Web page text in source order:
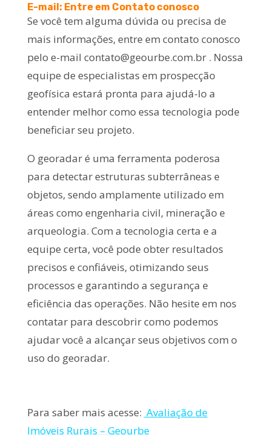
E-mail: Entre em Contato conosco
Se você tem alguma dúvida ou precisa de
mais informações, entre em contato conosco
pelo e-mail contato@geourbe.com.br. Nossa
equipe de especialistas em prospecção
geofísica estará pronta para ajudá-lo a
entender melhor como essa tecnologia pode
beneficiar seu projeto.
O georadar é uma ferramenta poderosa
para detectar estruturas subterrâneas e
objetos, sendo amplamente utilizado em
áreas como engenharia civil, mineração e
arqueologia. Com a tecnologia certa e a
equipe certa, você pode obter resultados
precisos e confiáveis, otimizando seus
processos e garantindo a segurança e
eficiência das operações. Não hesite em nos
contatar para descobrir como podemos
ajudar você a alcançar seus objetivos com o
uso do georadar.
Para saber mais acesse: Avaliação de
Imóveis Rurais – Geourbe